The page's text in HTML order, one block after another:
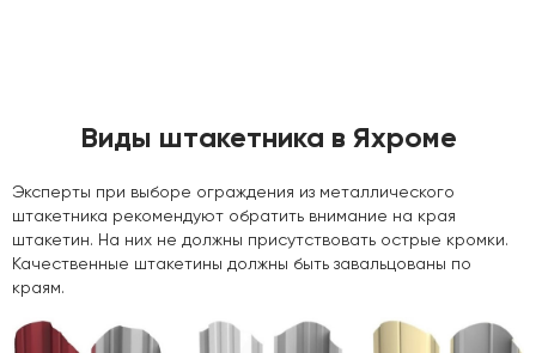
Виды штакетника в Яхроме
Эксперты при выборе ограждения из металлического
штакетника рекомендуют обратить внимание на края
штакетин. На них не должны присутствовать острые кромки.
Качественные штакетины должны быть завальцованы по
краям.